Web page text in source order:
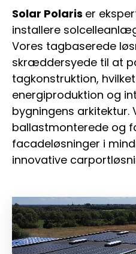
Solar Polaris er
installere
Vores tagbaserede
skræddersyede til at
tagkonstruktion,
energiproduktion og
bygningens arkitektur.
ballastmonterede og
facadeløsninger i
innovative